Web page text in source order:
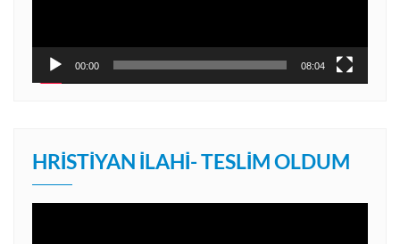
00:00 08:04
HRISTIYAN İLAHI- TESLIM OLDUM